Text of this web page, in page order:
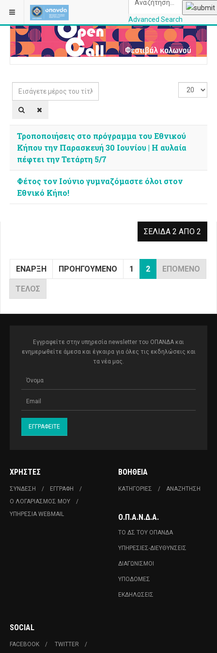
Advanced Search
ΒΡΊΣΚΕΣΤΕ ΕΔΏ: ΑΡΧΙΚΉ
Εισάγετε
μέρος
του
Εμφάνιση
#
Τροποποιήσεις στο πρόγραμμα του Εθνικού
Κήπου την Παρασκευή 30 Ιουνίου | Η αυλαία
πέφτει την Τετάρτη 5/7
Φέτος τον Ιούνιο γυμναζόμαστε όλοι στον
Εθνικό Κήπο!
ΣΕΛΊΔΑ 2 ΑΠΌ 2
ΈΝΑΡΞΗ ΠΡΟΗΓΟΎΜΕΝΟ 1 2 ΕΠΌΜΕΝΟ
ΤΈΛΟΣ
Εγγραφείτε στην υπηρεσία newsletter του ΟΠΑΝΔΑ και
ενημερωθείτε άμεσα και έγκαιρα για όλες τις εκδηλώσεις και
τα νέα μας.
ΧΡΉΣΤΕΣ
ΣΎΝΔΕΣΗ
ΕΓΓΡΑΦΉ
Ο ΛΟΓΑΡΙΑΣΜΌΣ ΜΟΥ
ΥΠΗΡΕΣΊΑ WEBMAIL
ΒΟΉΘΕΙΑ
ΚΑΤΗΓΟΡΊΕΣ ΑΝΑΖΉΤΗΣΗ
Ο.Π.Α.Ν.Δ.Α.
ΤΟ ΔΣ ΤΟΥ ΟΠΑΝΔΑ
ΥΠΗΡΕΣΊΕΣ-ΔΙΕΥΘΎΝΣΕΙΣ
ΔΙΑΓΩΝΙΣΜΟΊ
ΥΠΟΔΟΜΈΣ
ΕΚΔΗΛΏΣΕΙΣ
SOCIAL
FACEBOOK TWITTER